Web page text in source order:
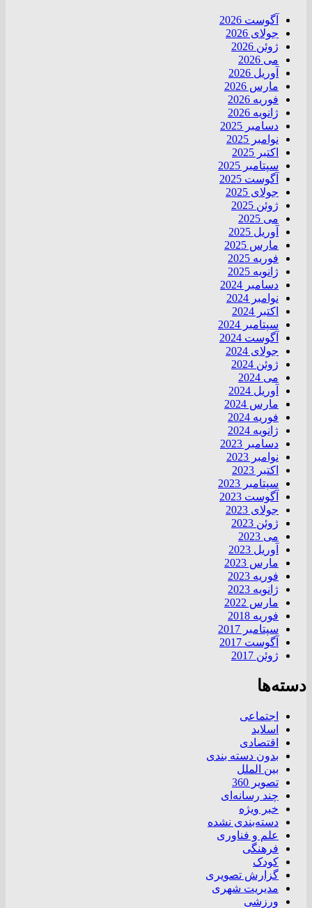
آگوست 2026
جولای 2026
ژوئن 2026
می 2026
آوریل 2026
مارس 2026
فوریه 2026
ژانویه 2026
دسامبر 2025
نوامبر 2025
اکتبر 2025
سپتامبر 2025
آگوست 2025
جولای 2025
ژوئن 2025
می 2025
آوریل 2025
مارس 2025
فوریه 2025
ژانویه 2025
دسامبر 2024
نوامبر 2024
اکتبر 2024
سپتامبر 2024
آگوست 2024
جولای 2024
ژوئن 2024
می 2024
آوریل 2024
مارس 2024
فوریه 2024
ژانویه 2024
دسامبر 2023
نوامبر 2023
اکتبر 2023
سپتامبر 2023
آگوست 2023
جولای 2023
ژوئن 2023
می 2023
آوریل 2023
مارس 2023
فوریه 2023
ژانویه 2023
مارس 2022
فوریه 2018
سپتامبر 2017
آگوست 2017
ژوئن 2017
دسته‌ها
اجتماعی
اسلاید
اقتصادی
بدون دسته بندی
بین الملل
تصویر 360
چند رسانه‌ای
خبر ویژه
دسته‌بندی نشده
علم و فناوری
فرهنگی
کودک
گزارش تصویری
مدیریت شهری
ورزشی